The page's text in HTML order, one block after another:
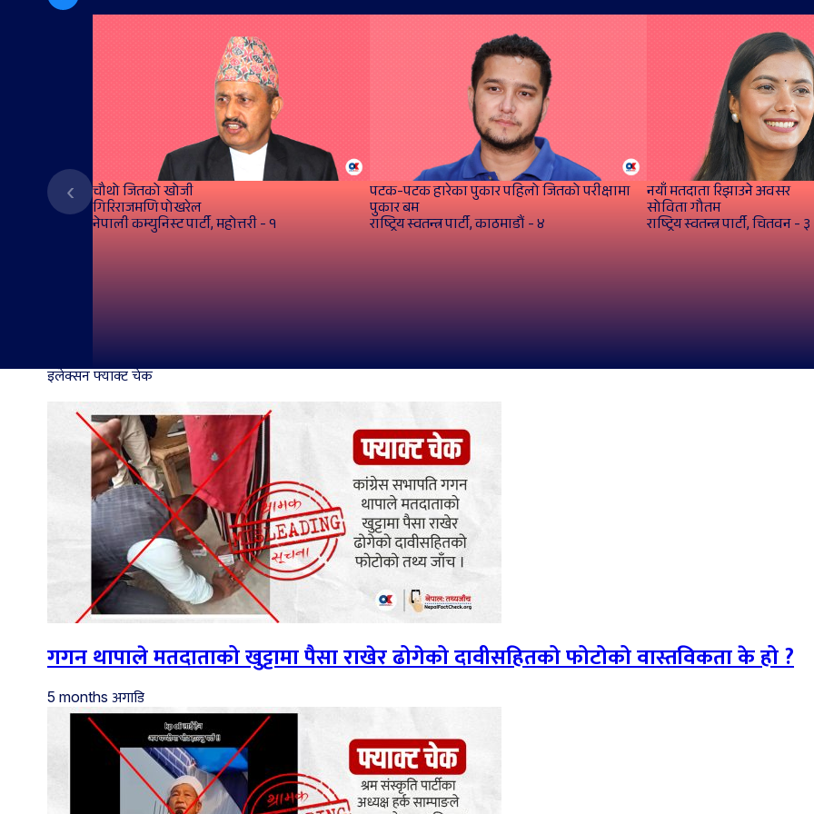
‹ चौथो जितको खोजी
गिरिराजमणि पोखरेल
नेपाली कम्युनिस्ट पार्टी, महोत्तरी - १
पटक-पटक हारेका पुकार पहिलो जितको परीक्षामा
पुकार बम
राष्ट्रिय स्वतन्त्र पार्टी, काठमाडौं - ४
नयाँ मतदाता रिझाउने अवसर
सोविता गौतम
राष्ट्रिय स्वतन्त्र पार्टी, चितवन - ३
इलेक्सन फ्याक्ट चेक
गगन थापाले मतदाताको खुट्टामा पैसा राखेर ढोगेको दावीसहितको फोटोको वास्तविकता के हो ?
5 months अगाडि